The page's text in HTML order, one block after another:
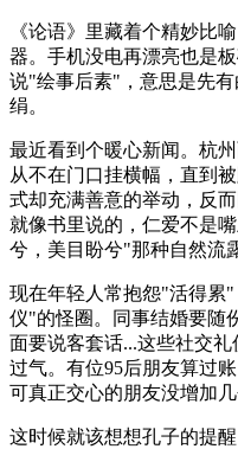
《论语》里藏着个精妙比
器。手机没电再漂亮也是
说"绘事后素"，意思是先
绢。
最近看到个暖心新闻。杭
从不在门口挂横幅，直到
式却充满善意的举动，反
就像书里说的，仁爱不是
兮，美目盼兮"那种自然流
现在年轻人常抱怨"活得累
仪"的怪圈。同事结婚要随
面要说客套话...这些社交
过气。有位95后朋友算过
可真正交心的朋友没增加几
这时候就该想想孔子的提